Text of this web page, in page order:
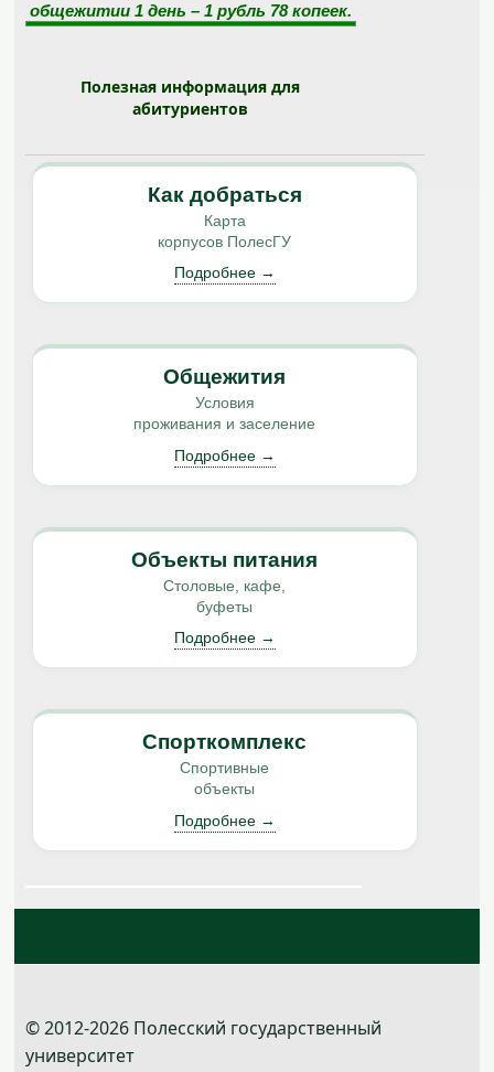
общежитии 1 день – 1 рубль 78 копеек.
Полезная информация для
абитуриентов
Как добраться
Карта
корпусов ПолесГУ
Подробнее →
Общежития
Условия
проживания и заселение
Подробнее →
Объекты питания
Столовые, кафе,
буфеты
Подробнее →
Спорткомплекс
Спортивные
объекты
Подробнее →
© 2012-2026 Полесский государственный
университет